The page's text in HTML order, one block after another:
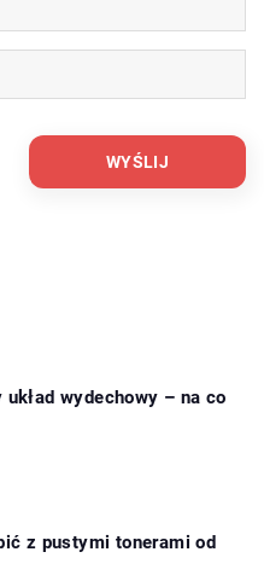
wydechowy – na co
z pustymi tonerami od